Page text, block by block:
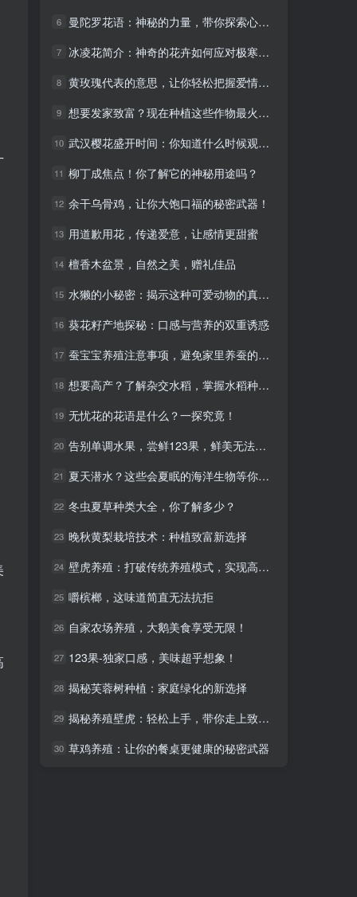
6 曼陀罗花语：神秘的力量，带你探索心灵之旅
7 冰凌花简介：神奇的花卉如何应对极寒天气
8 黄玫瑰代表的意思，让你轻松把握爱情走向
9 想要发家致富？现在种植这些作物最火爆！
10 武汉樱花盛开时间：你知道什么时候观赏吗？
11 柳丁成焦点！你了解它的神秘用途吗？
12 余干乌骨鸡，让你大饱口福的秘密武器！
13 用道歉用花，传递爱意，让感情更甜蜜
14 檀香木盆景，自然之美，赠礼佳品
15 水獭的小秘密：揭示这种可爱动物的真实身份！
16 葵花籽产地探秘：口感与营养的双重诱惑
17 蚕宝宝养殖注意事项，避免家里养蚕的危害
18 想要高产？了解杂交水稻，掌握水稻种植秘诀！
19 无忧花的花语是什么？一探究竟！
20 告别单调水果，尝鲜123果，鲜美无法抗拒！
21 夏天潜水？这些会夏眠的海洋生物等你探索！
22 冬虫夏草种类大全，你了解多少？
23 晚秋黄梨栽培技术：种植致富新选择
24 壁虎养殖：打破传统养殖模式，实现高效收益
25 嚼槟榔，这味道简直无法抗拒
26 自家农场养殖，大鹅美食享受无限！
27 123果-独家口感，美味超乎想象！
28 揭秘芙蓉树种植：家庭绿化的新选择
29 揭秘养殖壁虎：轻松上手，带你走上致富路！
30 草鸡养殖：让你的餐桌更健康的秘密武器
6 曼陀罗花语：神秘的力量，带你探索心灵之旅
7 冰凌花简介：神奇的花卉如何应对极寒天气
8 黄玫瑰代表的意思，让你轻松把握爱情走向
9 想要发家致富？现在种植这些作物最火爆！
10 武汉樱花盛开时间：你知道什么时候观赏吗？
11 柳丁成焦点！你了解它的神秘用途吗？
12 余干乌骨鸡，让你大饱口福的秘密武器！
13 用道歉用花，传递爱意，让感情更甜蜜
14 檀香木盆景，自然之美，赠礼佳品
15 水獭的小秘密：揭示这种可爱动物的真实身份！
16 葵花籽产地探秘：口感与营养的双重诱惑
17 蚕宝宝养殖注意事项，避免家里养蚕的危害
18 想要高产？了解杂交水稻，掌握水稻种植秘诀！
19 无忧花的花语是什么？一探究竟！
20 告别单调水果，尝鲜123果，鲜美无法抗拒！
21 夏天潜水？这些会夏眠的海洋生物等你探索！
22 冬虫夏草种类大全，你了解多少？
23 晚秋黄梨栽培技术：种植致富新选择
24 壁虎养殖：打破传统养殖模式，实现高效收益
25 嚼槟榔，这味道简直无法抗拒
26 自家农场养殖，大鹅美食享受无限！
27 123果-独家口感，美味超乎想象！
28 揭秘芙蓉树种植：家庭绿化的新选择
29 揭秘养殖壁虎：轻松上手，带你走上致富路！
30 草鸡养殖：让你的餐桌更健康的秘密武器